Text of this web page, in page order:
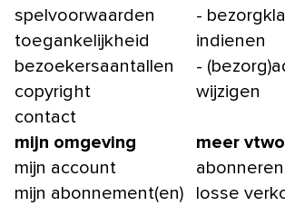
spelvoorwaarden
toegankelijkheid
bezoekersaantallen
copyright
contact
-
indienen
-
wijzigen
mijn omgeving
mijn account
mijn abonnement(en)
meer
abonneren
losse